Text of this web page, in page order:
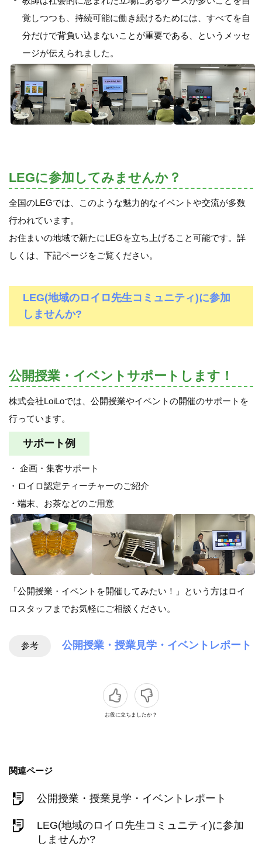
覚しつつも、持続可能に働き続けるためには、すべてを自
分だけで背負い込まないことが重要である、というメッセ
ージが伝えられました。
LEGに参加してみませんか？
全国のLEGでは、このような魅力的なイベントや交流が多数
行われています。
お住まいの地域で新たにLEGを立ち上げること可能です。詳
しくは、下記ページをご覧ください。
LEG(地域のロイロ先生コミュニティ)に参加
しませんか?
公開授業・イベントサポートします！
株式会社LoiLoでは、公開授業やイベントの開催のサポートを
行っています。
サポート例
・ 企画・集客サポート
・ロイロ認定ティーチャーのご紹介
・端末、お茶などのご用意
「公開授業・イベントを開催してみたい！」という方はロイ
ロスタッフまでお気軽にご相談ください。
参考 公開授業・授業見学・イベントレポート
お役に立ちましたか？
関連ページ
公開授業・授業見学・イベントレポート
LEG(地域のロイロ先生コミュニティ)に参加
しませんか?